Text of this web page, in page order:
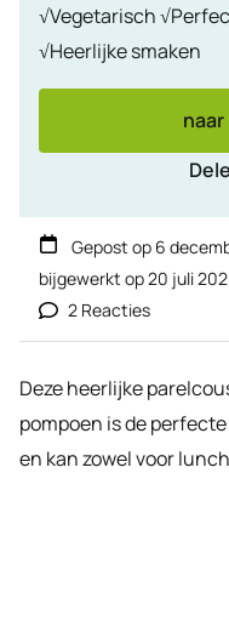
√Vegetarisch
√Heerlijke smaken
Gepost op 6
bijgewerkt op20 juli
2 Reacties
Deze heerlijke
pompoen is de
en kan zowel voor